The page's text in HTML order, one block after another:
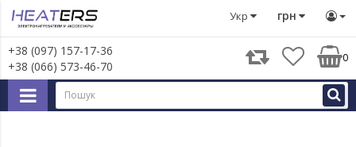
грн
Укр
+38 (097) 157-17-36
+38 (066) 573-46-70
0
Тени Тен для сушки для рушників 1,2кВт 1/2 дюйма